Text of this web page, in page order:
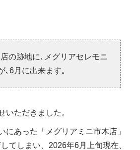
の跡地に､メグリアセレモニ
､6月に出来ます｡
いただきました。
にあった「メグリアミニ市木店」
てしまい、2026年6月上旬現在、